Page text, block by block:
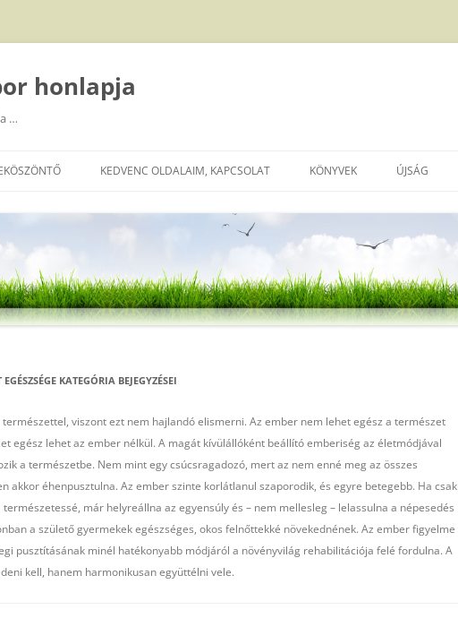
honlapja
…
KEDVENC OLDALAIM, KAPCSOLAT KÖNYVEK ÚJSÁG
EGÉSZSÉGE KATEGÓRIA BEJEGYZÉSEI
viszont ezt nem hajlandó elismerni. Az ember nem lehet egész a természet
egész lehet az ember nélkül. A magát kívülállóként beállító emberiség az életmódjával
a természetbe. Nem mint egy csúcsragadozó, mert az nem enné meg az összes
akkor éhenpusztulna. Az ember szinte korlátlanul szaporodik, és egyre betegebb. Ha csak
már helyreállna az egyensúly és – nem mellesleg – lelassulna a népesedés
a születő gyermekek egészséges, okos felnőttekké növekednének. Az ember figyelme
pusztításának minél hatékonyabb módjáról a növényvilág rehabilitációja felé fordulna. A
kell, hanem harmonikusan együttélni vele.